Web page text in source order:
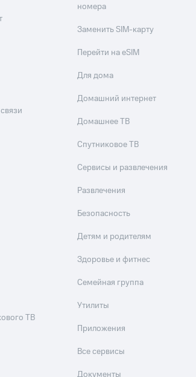
ТВ
номера
Заменить SIM-карту
Перейти на eSIM
Для дома
Домашний интернет
Домашнее ТВ
Спутниковое ТВ
Сервисы и развлечения
Развлечения
Безопасность
Детям и родителям
Здоровье и фитнес
Семейная группа
Утилиты
Приложения
Все сервисы
Документы